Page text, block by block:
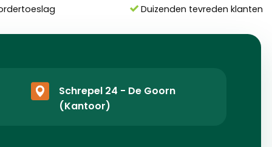
Duizenden tevreden klanten
Schrepel 24 - De Goorn
(Kantoor)